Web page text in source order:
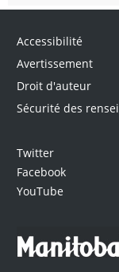
Accessibilité
Avertissement
Droit d'auteur
Sécurité des
Twitter
Facebook
YouTube